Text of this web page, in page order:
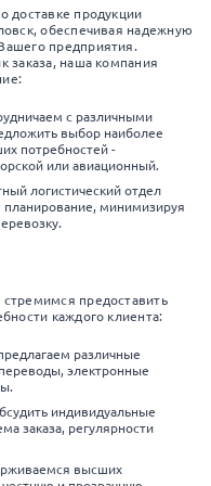
доставке продукции
обеспечивая надежную
предприятия.
заказа, наша компания
с различными
выбор наиболее
потребностей -
или авиационный.
логистический отдел
планирование, минимизируя
предоставить
каждого клиента:
различные
электронные
индивидуальные
заказа, регулярности
высших